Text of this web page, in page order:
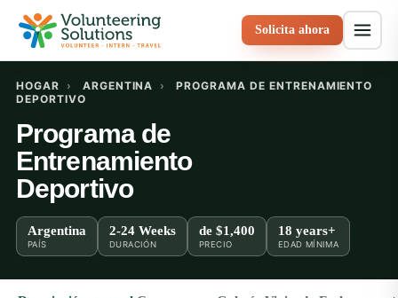
Solicita ahora
HOGAR › ARGENTINA ›
PROGRAMA DE ENTRENAMIENTO
DEPORTIVO
Programa de
Entrenamiento
Deportivo
Argentina
PAÍS
2-24 Weeks
DURACIÓN
de $1,400
PRECIO
18 years+
EDAD MÍNIMA